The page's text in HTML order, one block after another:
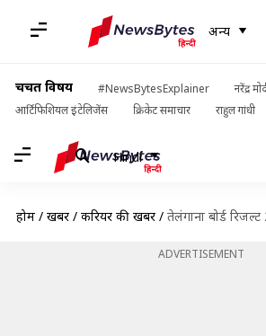
अन्य
चर्चित विषय #NewsBytesExplainer
नरेंद्र
आर्टिफिशियल इंटेलिजेंस
क्रिकेट समाचार राहुल गांधी
Hindi
होम / खबरें / करियर की खबरें / तेलंगाना बोर्ड रिजल्ट 2019: सात दिन में
ADVERTISEMENT